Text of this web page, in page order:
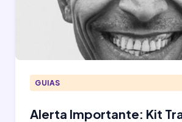
GUIAS
Alerta Importante: Kit